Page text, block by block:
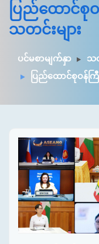
ပြည်ထောင်စု
သတင်းများ
ပင်မစာမျက်နှာ
သ
ပြည်ထောင်စုဝန်က